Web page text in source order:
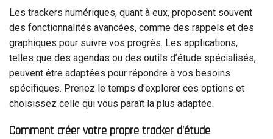
Les trackers numériques, quant à eux, proposent souvent
des fonctionnalités avancées, comme des rappels et des
graphiques pour suivre vos progrès. Les applications,
telles que des agendas ou des outils d’étude spécialisés,
peuvent être adaptées pour répondre à vos besoins
spécifiques. Prenez le temps d’explorer ces options et
choisissez celle qui vous paraît la plus adaptée.
Comment créer votre propre tracker d’étude